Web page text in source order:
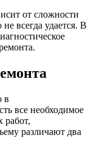
от сложности
всегда удается. В
в
все необходимое
работ,
различают два